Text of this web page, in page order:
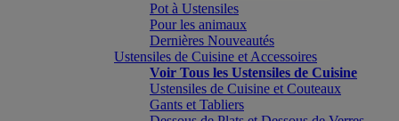
Pot à Ustensiles
Pour les animaux
Dernières Nouveautés
Ustensiles de Cuisine et Accessoires
Voir Tous les Ustensiles de Cuisine
Ustensiles de Cuisine et Couteaux
Gants et Tabliers